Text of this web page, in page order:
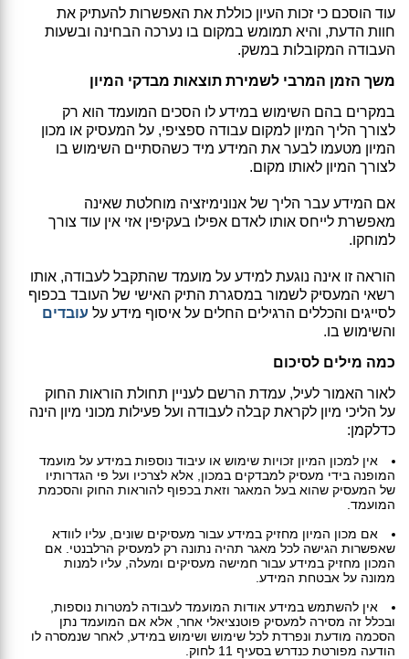
עוד הוסכם כי זכות העיון כוללת את האפשרות להעתיק את
חוות הדעת, והיא תמומש במקום בו נערכה הבחינה ובשעות
העבודה המקובלות במשק.
משך הזמן המרבי לשמירת תוצאות מבדקי המיון
במקרים בהם השימוש במידע לו הסכים המועמד הוא רק
לצורך הליך המיון למקום עבודה ספציפי, על המעסיק או מכון
המיון מטעמו לבער את המידע מיד כשהסתיים השימוש בו
לצורך המיון לאותו מקום.
אם המידע עבר הליך של אנונימיזציה מוחלטת שאינה
מאפשרת לייחס אותו לאדם אפילו בעקיפין אזי אין עוד צורך
למוחקו.
הוראה זו אינה נוגעת למידע על מועמד שהתקבל לעבודה, אותו
רשאי המעסיק לשמור במסגרת התיק האישי של העובד בכפוף
לסייגים והכללים הרגילים החלים על איסוף מידע על עובדים
והשימוש בו.
כמה מילים לסיכום
לאור האמור לעיל, עמדת הרשם לעניין תחולת הוראות החוק
על הליכי מיון לקראת קבלה לעבודה ועל פעילות מכוני מיון הינה
כדלקמן:
אין למכון המיון זכויות שימוש או עיבוד נוספות במידע על מועמד
המופנה בידי מעסיק למבדקים במכון, אלא לצרכיו ועל פי הגדרותיו
של המעסיק שהוא בעל המאגר וזאת בכפוף להוראות החוק והסכמת
המועמד.
אם מכון המיון מחזיק במידע עבור מעסיקים שונים, עליו לוודא
שאפשרות הגישה לכל מאגר תהיה נתונה רק למעסיק הרלבנטי. אם
המכון מחזיק במידע עבור חמישה מעסיקים ומעלה, עליו למנות
ממונה על אבטחת המידע.
אין להשתמש במידע אודות המועמד לעבודה למטרות נוספות,
ובכלל זה מסירה למעסיק פוטנציאלי אחר, אלא אם המועמד נתן
הסכמה מודעת ונפרדת לכל שימוש ושימוש במידע, לאחר שנמסרה לו
הודעה מפורטת כנדרש בסעיף 11 לחוק.